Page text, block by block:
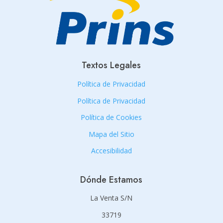
Textos Legales
Política de Privacidad
Política de Privacidad
Política de Cookies
Mapa del Sitio
Accesibilidad
Dónde Estamos
La Venta S/N
33719